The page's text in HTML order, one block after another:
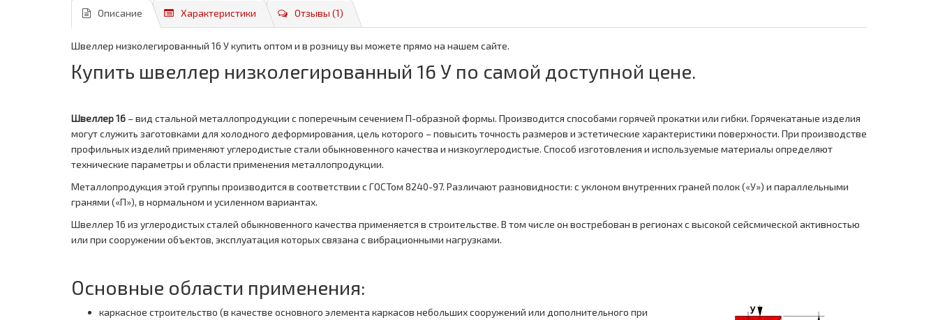
Описание Характеристики Отзывы (1)
Швеллер низколегированный 16 У купить оптом и в розницу вы можете прямо на нашем сайте.
Купить швеллер низколегированный 16 У по самой доступной цене.
Швеллер 16 – вид стальной металлопродукции с поперечным сечением П-образной формы. Производится способами горячей прокатки или гибки. Горячекатаные изделия
могут служить заготовками для холодного деформирования, цель которого – повысить точность размеров и эстетические характеристики поверхности. При производстве
профильных изделий применяют углеродистые стали обыкновенного качества и низкоуглеродистые. Способ изготовления и используемые материалы определяют
технические параметры и области применения металлопродукции.
Металлопродукция этой группы производится в соответствии с ГОСТом 8240-97. Различают разновидности: с уклоном внутренних граней полок («У») и параллельными
гранями («П»), в нормальном и усиленном вариантах.
Швеллер 16 из углеродистых сталей обыкновенного качества применяется в строительстве. В том числе он востребован в регионах с высокой сейсмической активностью
или при сооружении объектов, эксплуатация которых связана с вибрационными нагрузками.
Основные области применения:
каркасное строительство (в качестве основного элемента каркасов небольших сооружений или дополнительного при